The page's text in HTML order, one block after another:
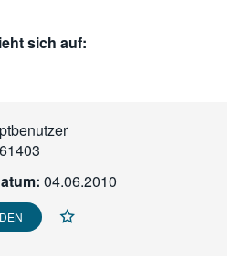
sich auf:
04.06.2010